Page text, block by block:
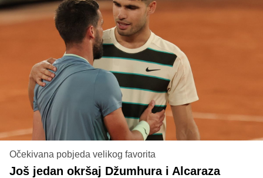
Očekivana pobjeda velikog favorita
Još jedan okršaj Džumhura i Alcaraza